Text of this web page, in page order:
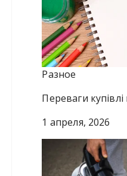
Разное
Переваги
1 апреля, 2026